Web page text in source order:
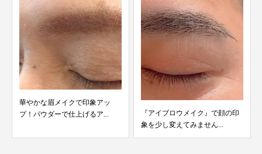
華やかな眉メイクで印象アッ
プ！パウダーで仕上げるア...
『アイブロウメイク』で顔の印
象を少し変えてみません...